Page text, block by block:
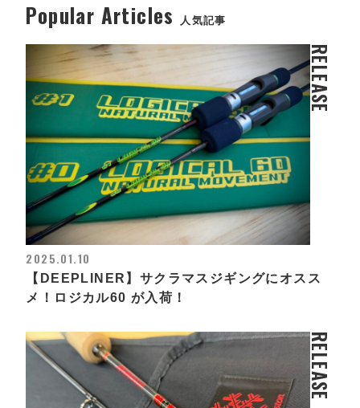
Popular Articles 人気記事
RELEASE
2025.01.10
【DEEPLINER】サクラマスジギングにオスス
メ！ロジカル60 が入荷！
RELEASE